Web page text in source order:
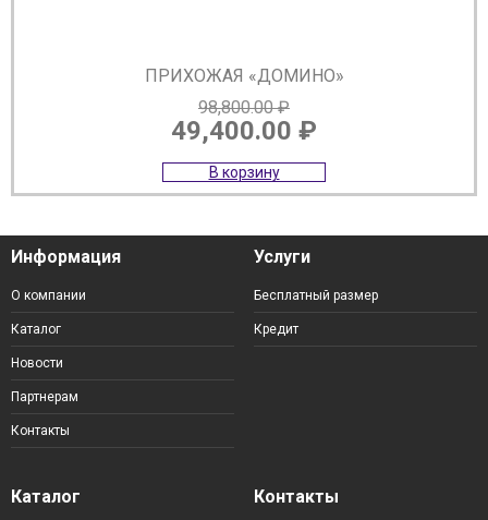
ПРИХОЖАЯ «ДОМИНО»
98,800.00₽
Первоначальная
цена
составляла
49,400.00 ₽
Текущая
цена:
49,400.00 ₽.
В корзину
Информация
О компании
Каталог
Новости
Партнерам
Контакты
Услуги
Бесплатный размер
Кредит
Каталог Контакты